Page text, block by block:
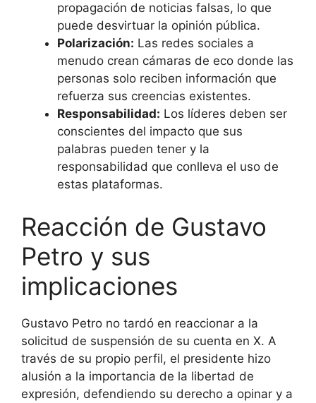
propagación de noticias falsas, lo que
puede desvirtuar la opinión pública.
Polarización: Las redes sociales a
menudo crean cámaras de eco donde las
personas solo reciben información que
refuerza sus creencias existentes.
Responsabilidad: Los líderes deben ser
conscientes del impacto que sus
palabras pueden tener y la
responsabilidad que conlleva el uso de
estas plataformas.
Reacción de Gustavo
Petro y sus
implicaciones
Gustavo Petro no tardó en reaccionar a la
solicitud de suspensión de su cuenta en X. A
través de su propio perfil, el presidente hizo
alusión a la importancia de la libertad de
expresión, defendiendo su derecho a opinar y a